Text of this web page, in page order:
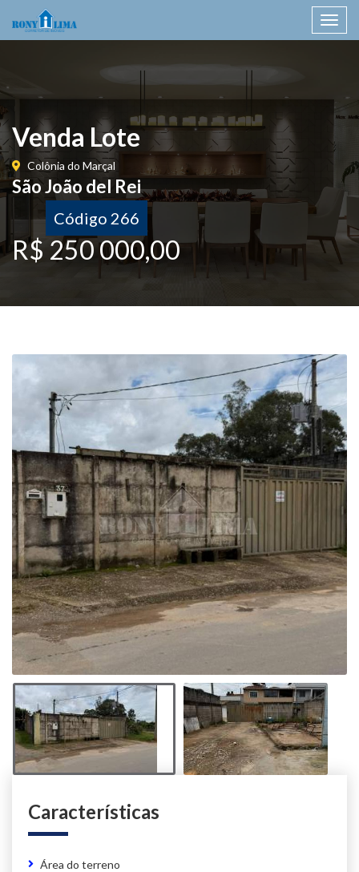
Venda Lote
Colônia do Marçal
São João del Rei
Código 266
R$ 250 000,00
Características
Área do terreno